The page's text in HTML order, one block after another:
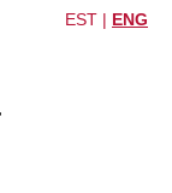
EST | ENG